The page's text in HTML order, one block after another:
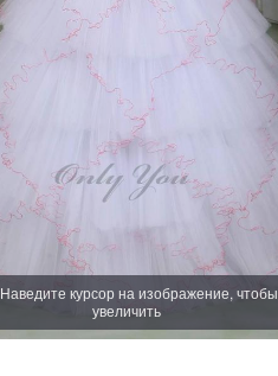
Наведите курсор на изображение, чтобы
увеличить